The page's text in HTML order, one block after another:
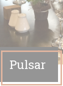
Pulsar